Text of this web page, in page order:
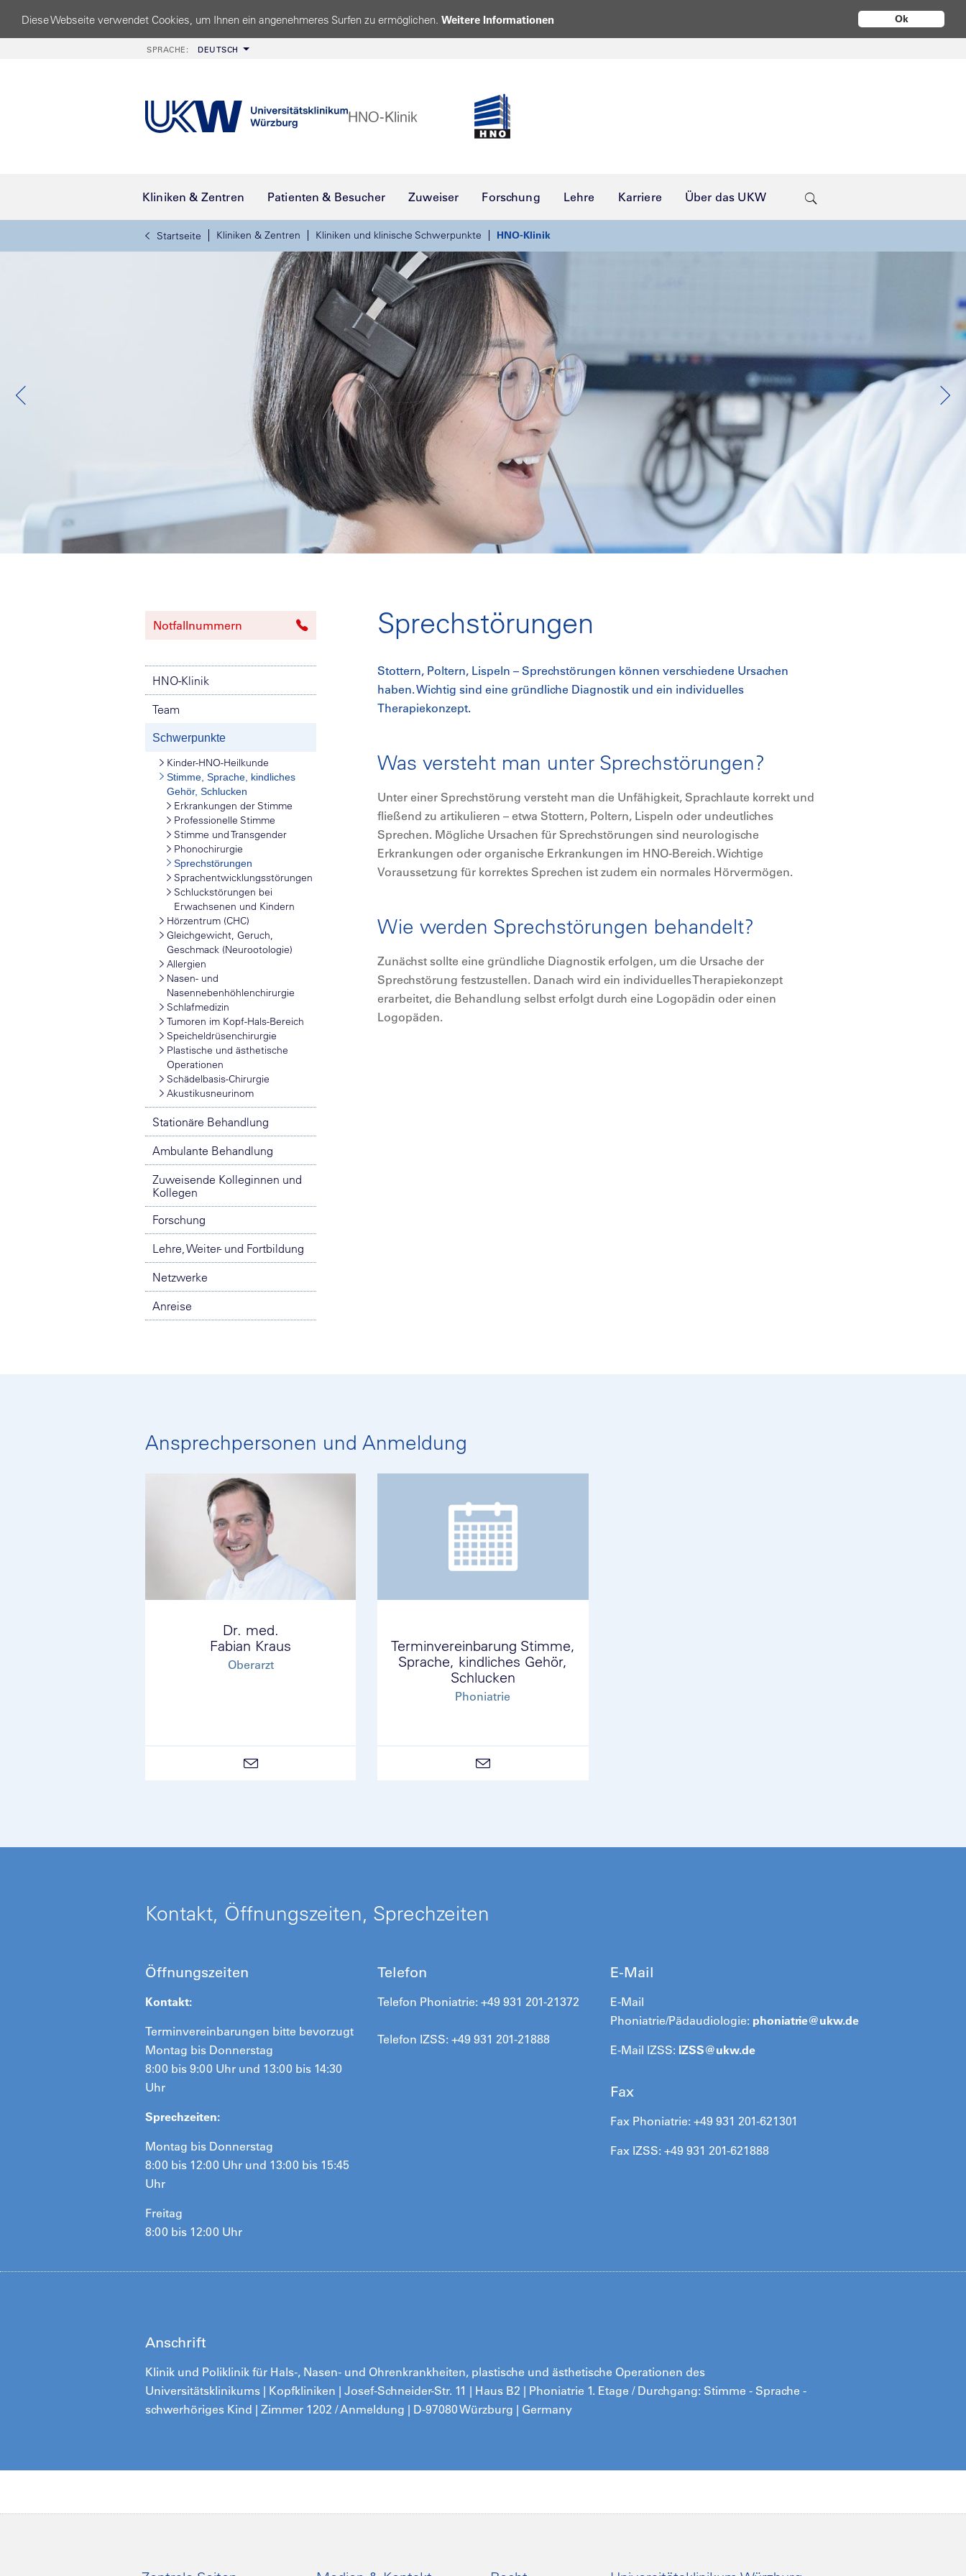
Ok
Diese Webseite verwendet Cookies, um Ihnen ein angenehmeres Surfen zu ermöglichen. Weitere Informationen
SPRACHE: DEUTSCH
Kliniken & Zentren Patienten & Besucher Zuweiser Forschung Lehre Karriere Über das UKW
Startseite Kliniken & Zentren Kliniken und klinische Schwerpunkte HNO-Klinik
Notfallnummern
HNO-Klinik
Team
Schwerpunkte
Kinder-HNO-Heilkunde
Stimme, Sprache, kindliches
Gehör, Schlucken
Erkrankungen der Stimme
Professionelle Stimme
Stimme und Transgender
Phonochirurgie
Sprechstörungen
Sprachentwicklungsstörungen
Schluckstörungen bei
Erwachsenen und Kindern
Hörzentrum (CHC)
Gleichgewicht, Geruch,
Geschmack (Neurootologie)
Allergien
Nasen- und
Nasennebenhöhlenchirurgie
Schlafmedizin
Tumoren im Kopf-Hals-Bereich
Speicheldrüsenchirurgie
Plastische und ästhetische
Operationen
Schädelbasis-Chirurgie
Akustikusneurinom
Stationäre Behandlung
Ambulante Behandlung
Zuweisende Kolleginnen und
Kollegen
Forschung
Lehre, Weiter- und Fortbildung
Netzwerke
Anreise
Sprechstörungen
Stottern, Poltern, Lispeln – Sprechstörungen können verschiedene Ursachen
haben. Wichtig sind eine gründliche Diagnostik und ein individuelles
Therapiekonzept.
Was versteht man unter Sprechstörungen?
Unter einer Sprechstörung versteht man die Unfähigkeit, Sprachlaute korrekt und
fließend zu artikulieren – etwa Stottern, Poltern, Lispeln oder undeutliches
Sprechen. Mögliche Ursachen für Sprechstörungen sind neurologische
Erkrankungen oder organische Erkrankungen im HNO-Bereich. Wichtige
Voraussetzung für korrektes Sprechen ist zudem ein normales Hörvermögen.
Wie werden Sprechstörungen behandelt?
Zunächst sollte eine gründliche Diagnostik erfolgen, um die Ursache der
Sprechstörung festzustellen. Danach wird ein individuelles Therapiekonzept
erarbeitet, die Behandlung selbst erfolgt durch eine Logopädin oder einen
Logopäden.
Ansprechpersonen und Anmeldung
Dr. med.
Fabian Kraus
Oberarzt
Terminvereinbarung Stimme,
Sprache, kindliches Gehör,
Schlucken
Phoniatrie
Kontakt, Öffnungszeiten, Sprechzeiten
Öffnungszeiten
Kontakt:
Terminvereinbarungen bitte bevorzugt
Montag bis Donnerstag
8:00 bis 9:00 Uhr und 13:00 bis 14:30
Uhr
Sprechzeiten:
Montag bis Donnerstag
8:00 bis 12:00 Uhr und 13:00 bis 15:45
Uhr
Freitag
8:00 bis 12:00 Uhr
Telefon
Telefon Phoniatrie: +49 931 201-21372
Telefon IZSS: +49 931 201-21888
E-Mail
E-Mail
Phoniatrie/Pädaudiologie: phoniatrie@ukw.de
E-Mail IZSS: IZSS@ukw.de
Fax
Fax Phoniatrie: +49 931 201-621301
Fax IZSS: +49 931 201-621888
Anschrift
Klinik und Poliklinik für Hals-, Nasen- und Ohrenkrankheiten, plastische und ästhetische Operationen des
Universitätsklinikums | Kopfkliniken | Josef-Schneider-Str. 11 | Haus B2 | Phoniatrie 1. Etage / Durchgang: Stimme - Sprache -
schwerhöriges Kind | Zimmer 1202 / Anmeldung | D-97080 Würzburg | Germany